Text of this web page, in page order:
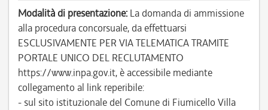
Modalità di presentazione: La domanda di ammissione
alla procedura concorsuale, da effettuarsi
ESCLUSIVAMENTE PER VIA TELEMATICA TRAMITE
PORTALE UNICO DEL RECLUTAMENTO
https://www.inpa.gov.it, è accessibile mediante
collegamento al link reperibile:
- sul sito istituzionale del Comune di Fiumicello Villa